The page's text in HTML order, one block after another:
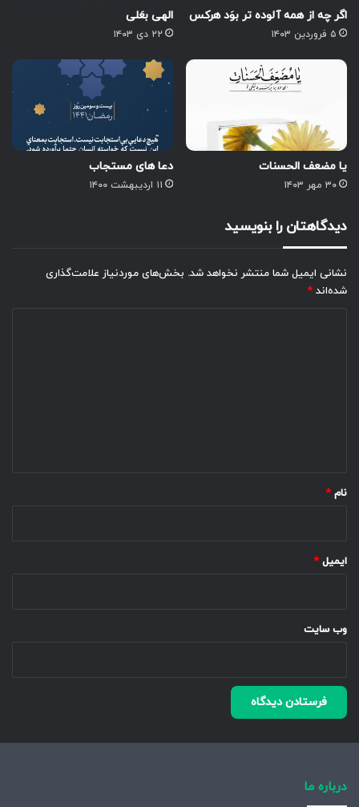
اگر چه از همه آلوده تر بوَد هرکس
۵ فروردین ۱۴۰۳
الهی بعَلی
۲۲ دی ۱۴۰۳
یا مضعف الحسنات
۳۰ مهر ۱۴۰۳
دعا های مستجاب
۱۱ اردیبهشت ۱۴۰۰
دیدگاهتان را بنویسید
نشانی ایمیل شما منتشر نخواهد شد. بخش‌های موردنیاز علامت‌گذاری
شده‌اند *
نام *
ایمیل *
وب‌ سایت
درباره ما